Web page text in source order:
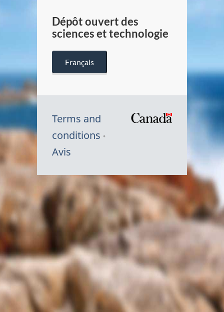
Dépôt ouvert des
sciences et technologie
Français
Terms and
conditions
Avis
Symbole
du
Canada